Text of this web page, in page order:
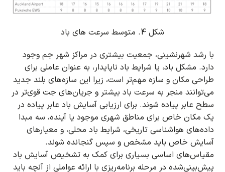
شکل 4. متوسط سرعت های باد
با رشد شهرنشینی، جمعیت بیشتری در مراکز شهر جم وجود
دارد. مشکل باد، یا شرایط باد ناپایدار، به عنوان عاملی برای
طراحی مکان و سازه مهم‌تر است، زیرا این سازه‌های بلند جدید
می‌توانند منجر به سرعت باد بیشتر و جریان‌های جت قوی‌تر در
سطح عابر پیاده شوند. برای ارزیابی آسایش باد عابر پیاده در
یک مکان خاص برای مناطق شهری موجود یا آینده، سه مبدا
داده‌های هواشناسی تاریخی، شرایط باد محلی، و معیارهای
آسایش خاص باید مشخص و سپس گنجانده شوند.
مقیاس‌های اساسی بسیاری برای کمک به تشخیص آسایش باد
پیش‌بینی‌شده در مرحله برنامه‌ریزی با ارائه عواملی از آنچه باید